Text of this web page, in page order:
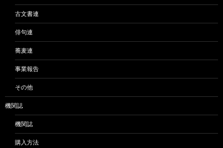
古文書連
俳句連
蕎麦連
事業報告
その他
機関誌
機関誌
購入方法